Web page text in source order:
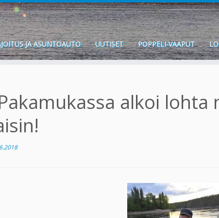
JA ASUNTOAUTO UUTISET POPPELI-VAAPUT
alkoi lohta